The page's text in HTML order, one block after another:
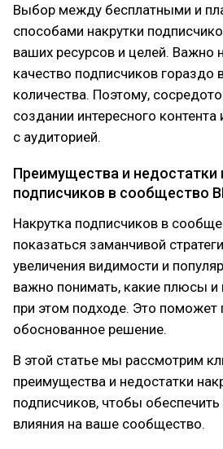
Выбор между бесплатными и
способами накрутки
ваших ресурсов и целей. Важно
качество подписчиков гораздо
количества. Поэтому,
создании интересного
с аудиторией.
Преимущества и недостатки
подписчиков в сообщество
Накрутка подписчиков в
показаться заманчивой
увеличения видимости и
важно понимать, какие плюсы
при этом подходе. Это поможет
обоснованное решение.
В этой статье мы рассмотрим
преимущества и недостатки
подписчиков, чтобы
влияния на ваше сообщество.